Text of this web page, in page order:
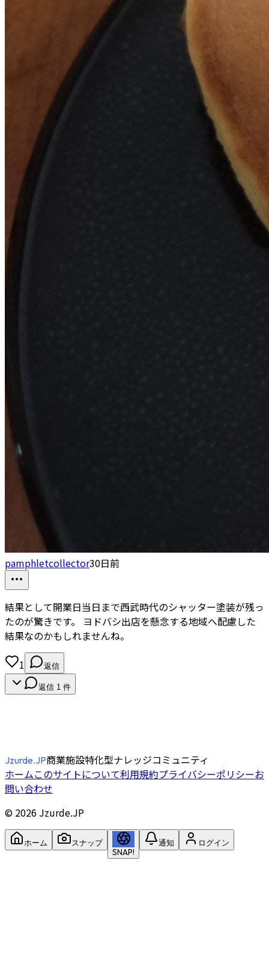
pamphletcollector30日前
結果として開業日当日まで西武時代のシャッター塗装が残っ
たのが驚きです。 ヨドバシ出店を懸念する地域へ配慮した
結果なのかもしれませんね。
1
返信
返信 1 件
Jzurde.JP商業施設特化型ナレッジコミュニティ
ホームこのサイトについて利用規約プライバシーポリシーお
問い合わせ
© 2026 Jzurde.JP
ホーム スナップ
SNAP!
通知 ログイン